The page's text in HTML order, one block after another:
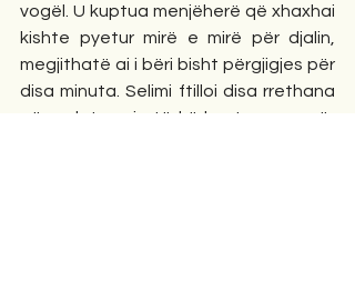
vogël. U kuptua menjëherë që xhaxhai
kishte pyetur mirë e mirë për djalin,
megjithatë ai i bëri bisht përgjigjes për
disa minuta. Selimi ftilloi disa rrethana
që e detyronin të kërkonte nuse për